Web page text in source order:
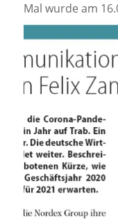
Mal wurde am